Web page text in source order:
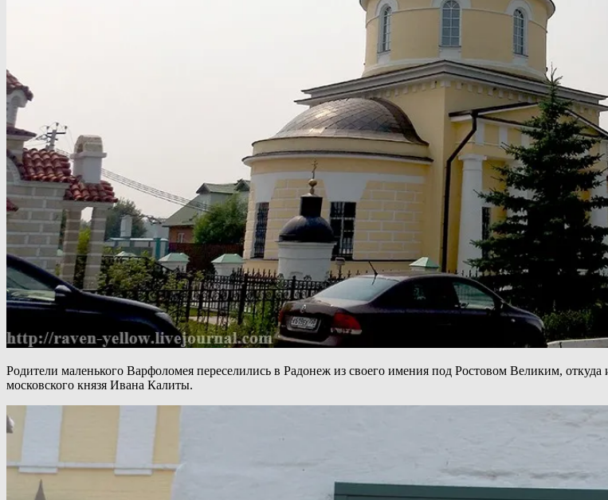
Родители маленького Варфоломея переселились в Радонеж из своего имения под Ростовом Великим,
московского князя Ивана Калиты.